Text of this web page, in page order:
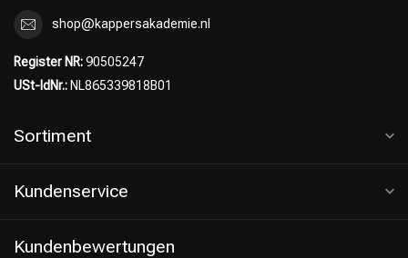
shop@kappersakademie.nl
Register NR:90505247
USt-IdNr.: NL865339818B01
Sortiment
Kundenservice
Kundenbewertungen